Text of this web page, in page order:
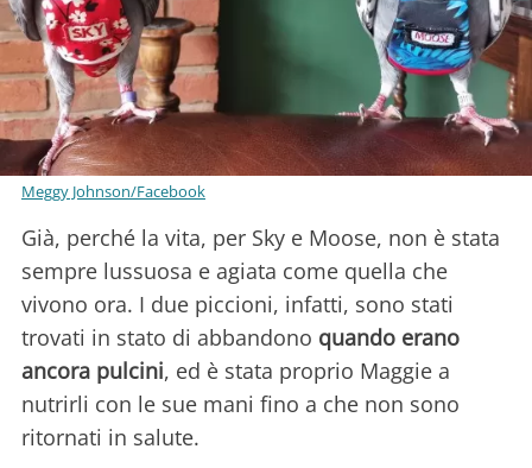
Meggy Johnson/Facebook
Già, perché la vita, per Sky e Moose, non è stata
sempre lussuosa e agiata come quella che
vivono ora. I due piccioni, infatti, sono stati
trovati in stato di abbandono quando erano
ancora pulcini, ed è stata proprio Maggie a
nutrirli con le sue mani fino a che non sono
ritornati in salute.